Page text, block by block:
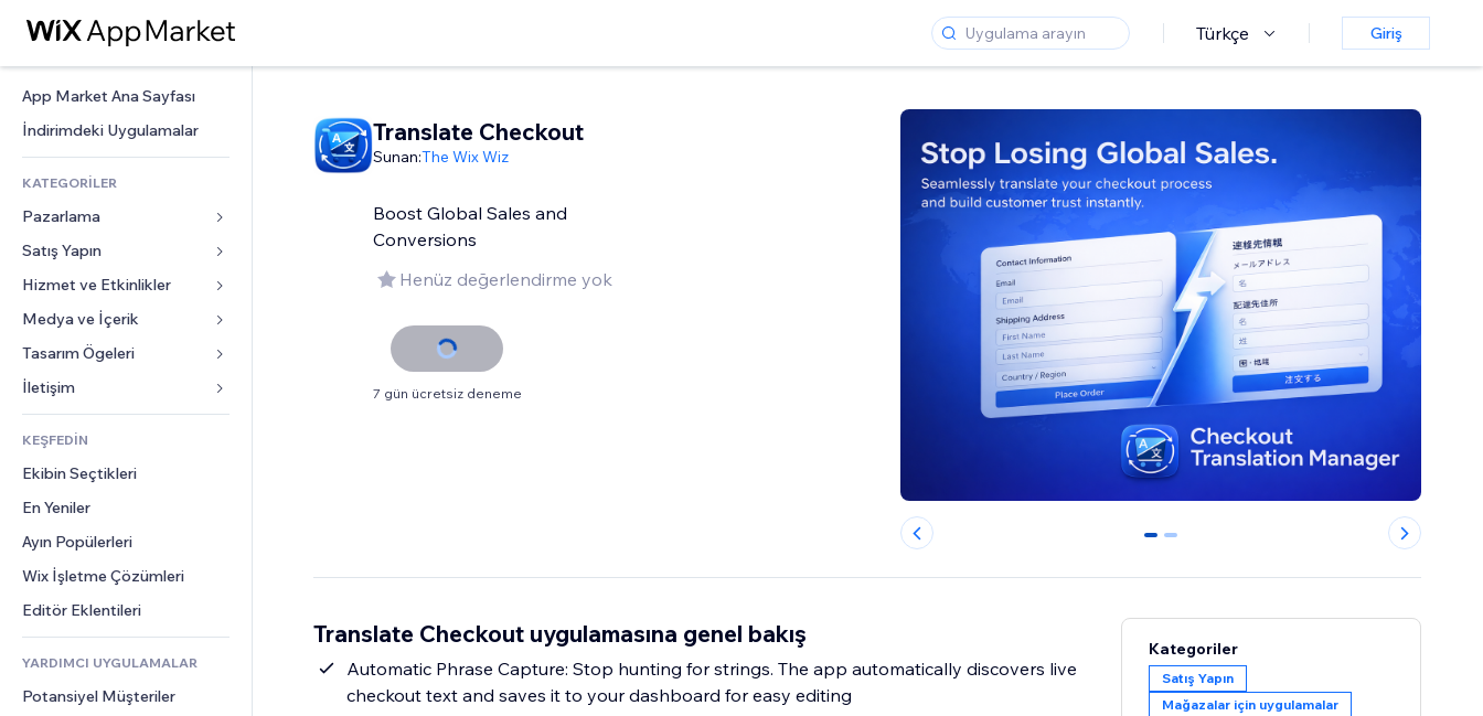
Türkçe Giriş
App Market Ana Sayfası
İndirimdeki Uygulamalar
KATEGORİLER
Pazarlama
Reklamlar
Mobil
Site Analizleri
Sosyal Ağ
Site Listeleri
E-posta
Satış Yapın
Mağazalar için uygulamalar
Gönderim ve Teslimat
Satış Düğmeleri
Muhasebe
Kuponlar ve Müşteri Sadakati
Depolama Çözümleri
Hizmet ve Etkinlikler
Oteller
Etkinlikler
Restoranlar
Emlak
Randevular
Medya ve İçerik
Galeri
Müzik
Podcast
Fotoğrafçılık
Video
PDF
Dosya Paylaşımı
Haberler
Tasarım Ögeleri
Haritalar ve Navigasyon
Gizlilik ve Güvenlik
Saat
Sayfa Şablonları
Görüntü Efektleri
Düğmeler ve Menüler
Afişler ve Rozetler
Hesap Makineleri
Arama
Hava Durumu
Grafik ve Tablolar
Formlar
Blog
Anketler
Sohbet
Yorumlar
Telefon
Topluluk
Değerlendirmeler ve Müşteri
KEŞFEDİN
Ekibin Seçtikleri
En Yeniler
Ayın Popülerleri
Wix İşletme Çözümleri
Editör Eklentileri
YARDIMCI UYGULAMALAR
Potansiyel Müşteriler
Translate Checkout
Sunan:The Wix Wiz
Boost Global Sales and
Conversions
Henüz değerlendirme yok
7 gün ücretsiz deneme
0 1
Translate Checkout uygulamasına genel bakış
Automatic Phrase Capture: Stop hunting for strings. The app automatically discovers live
checkout text and saves it to your dashboard for easy editing
Kategoriler
Satış Yapın
Mağazalar için uygulamalar